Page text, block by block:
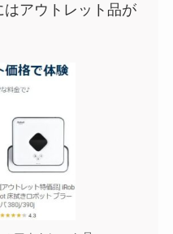
アウトレット品が